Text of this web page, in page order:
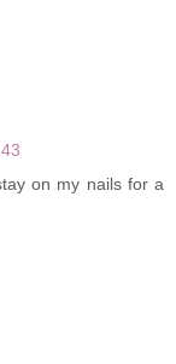
on my nails for a